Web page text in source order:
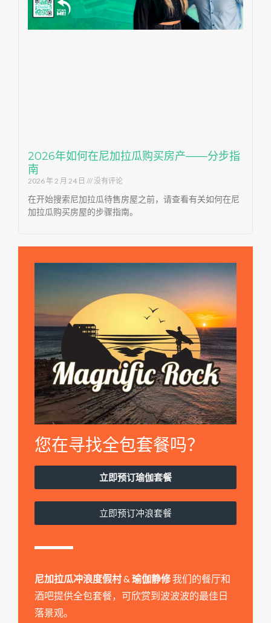
2026年如何在尼加拉瓜购买房产——分步指
南
2026 年 2 月 24 日 没有评论
在开始搜索尼加拉瓜待售房屋之前，请查看有关如何在尼
加拉瓜购买房屋的步骤指南。
您在寻找全包套餐吗？
立即预订瑜伽套餐
立即预订冲浪套餐
尼加拉瓜冲浪度假村&瑜伽静修我们的餐厅和
酒吧提供全包套餐，可欣赏到波波波的最佳日
落景观。